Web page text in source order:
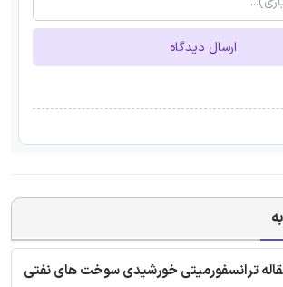
ارسال دیدگاه
ترانسفورمیتی خورشیدی سوخت های نفتی